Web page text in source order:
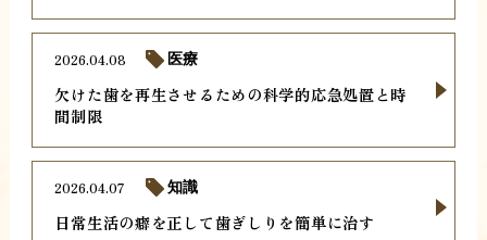
欠けた歯を再生させるための科学的応急処置と時
間制限
2026.04.08 医療
日常生活の癖を正して歯ぎしりを簡単に治す
2026.04.07 知識